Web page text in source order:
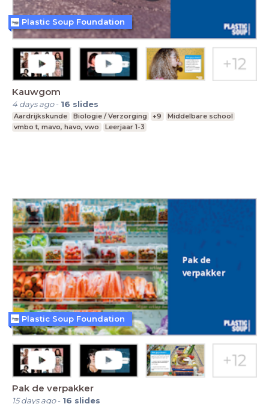
Kauwgom
4 days ago- 16 slides
Aardrijkskunde Biologie / Verzorging +9
Middelbare school
vmbo t, mavo, havo, vwo
Leerjaar 1-3
Plastic Soup Foundation
Pak de verpakker
15 days ago- 16 slides
Plastic Soup Foundation